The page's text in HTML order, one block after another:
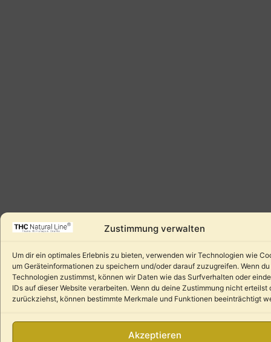
Zustimmung verwalten
Um dir ein optimales Erlebnis zu bieten, verwenden wir Technologien wie
um Geräteinformationen zu speichern und/oder darauf zuzugreifen. Wenn
Technologien zustimmst, können wir Daten wie das Surfverhalten oder
IDs auf dieser Website verarbeiten. Wenn du deine Zustimmung nicht erteilst
zurückziehst, können bestimmte Merkmale und Funktionen beeinträchtigt
Akzeptieren